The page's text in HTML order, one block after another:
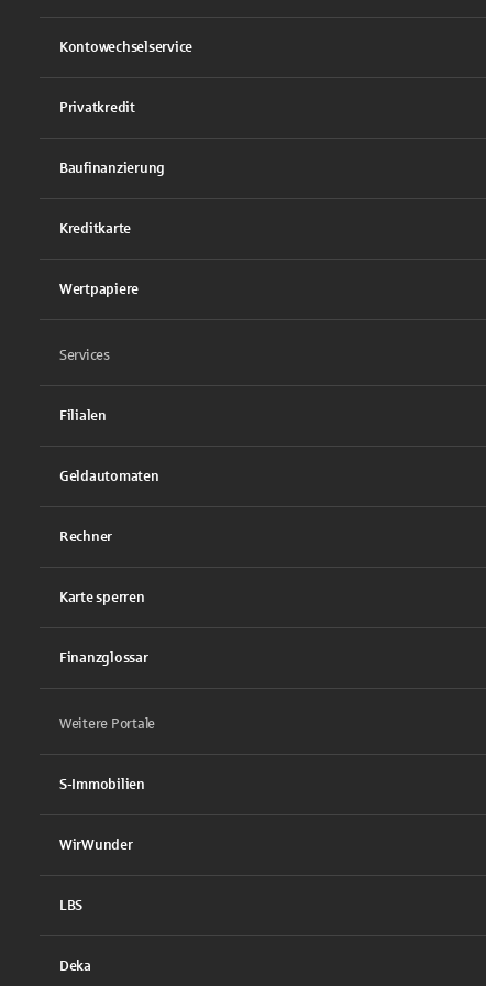
Kontowechselservice
Privatkredit
Baufinanzierung
Kreditkarte
Wertpapiere
Services
Filialen
Geldautomaten
Rechner
Karte sperren
Finanzglossar
Weitere Portale
S-Immobilien
WirWunder
LBS
Deka